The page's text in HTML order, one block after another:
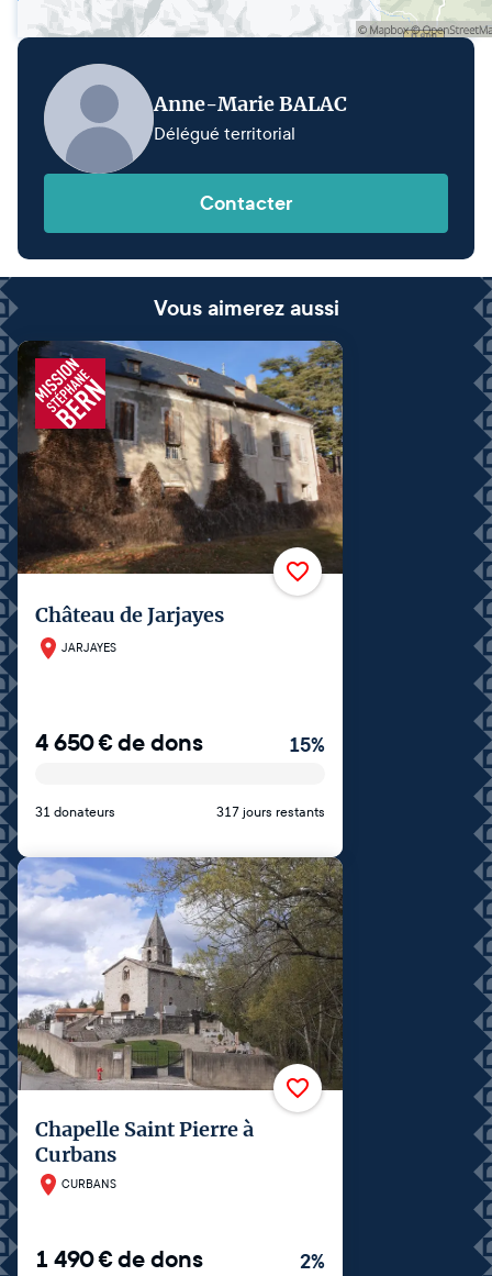
Anne-Marie BALAC
Délégué territorial
Contacter
Vous aimerez aussi
Château de Jarjayes
JARJAYES
4 650€de dons 15%
31 donateurs 317 jours restants
Chapelle Saint Pierre à
Curbans
CURBANS
1 490€de dons 2%